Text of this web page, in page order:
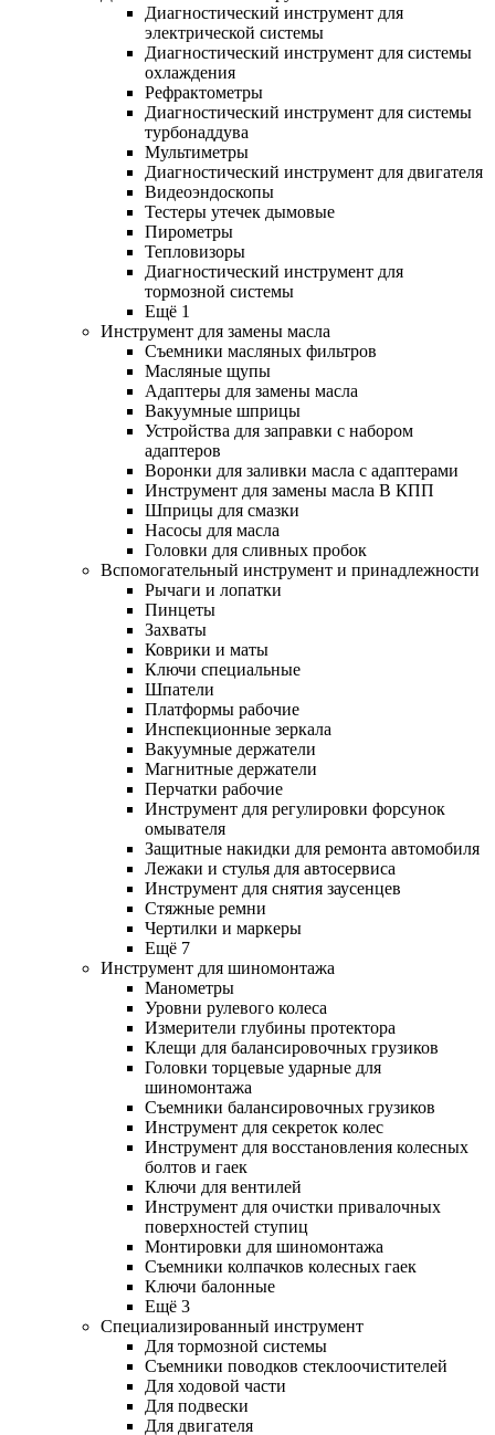
Диагностический инструмент для
электрической системы
Диагностический инструмент для системы
охлаждения
Рефрактометры
Диагностический инструмент для системы
турбонаддува
Мультиметры
Диагностический инструмент для двигателя
Видеоэндоскопы
Тестеры утечек дымовые
Пирометры
Тепловизоры
Диагностический инструмент для
тормозной системы
Ещё 1
Инструмент для замены масла
Съемники масляных фильтров
Масляные щупы
Адаптеры для замены масла
Вакуумные шприцы
Устройства для заправки с набором
адаптеров
Воронки для заливки масла с адаптерами
Инструмент для замены масла В КПП
Шприцы для смазки
Насосы для масла
Головки для сливных пробок
Вспомогательный инструмент и принадлежности
Рычаги и лопатки
Пинцеты
Захваты
Коврики и маты
Ключи специальные
Шпатели
Платформы рабочие
Инспекционные зеркала
Вакуумные держатели
Магнитные держатели
Перчатки рабочие
Инструмент для регулировки форсунок
омывателя
Защитные накидки для ремонта автомобиля
Лежаки и стулья для автосервиса
Инструмент для снятия заусенцев
Стяжные ремни
Чертилки и маркеры
Ещё 7
Инструмент для шиномонтажа
Манометры
Уровни рулевого колеса
Измерители глубины протектора
Клещи для балансировочных грузиков
Головки торцевые ударные для
шиномонтажа
Съемники балансировочных грузиков
Инструмент для секреток колес
Инструмент для восстановления колесных
болтов и гаек
Ключи для вентилей
Инструмент для очистки привалочных
поверхностей ступиц
Монтировки для шиномонтажа
Съемники колпачков колесных гаек
Ключи балонные
Ещё 3
Специализированный инструмент
Для тормозной системы
Съемники поводков стеклоочистителей
Для ходовой части
Для подвески
Для двигателя